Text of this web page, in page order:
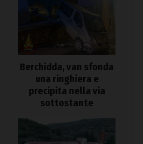
Berchidda, van sfonda
una ringhiera e
precipita nella via
sottostante